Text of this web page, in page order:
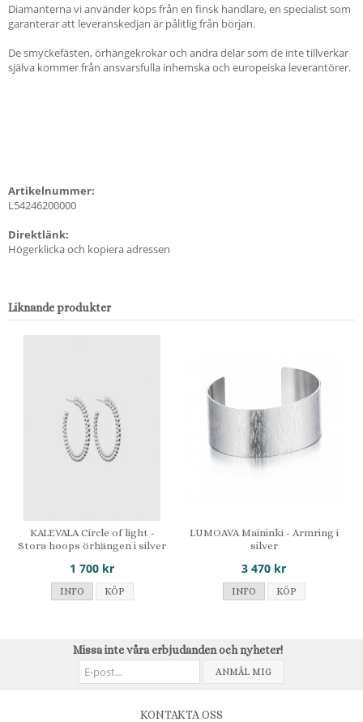
Diamanterna vi använder köps från en finsk handlare, en specialist som
garanterar att leveranskedjan är pålitlig från början.
De smyckefästen, örhängekrokar och andra delar som de inte tillverkar
själva kommer från ansvarsfulla inhemska och europeiska leverantörer.
Artikelnummer:
L54246200000
Direktlänk:
Högerklicka och kopiera adressen
Liknande produkter
KALEVALA Circle of light -
Stora hoops örhängen i silver
1 700 kr
INFO KÖP
LUMOAVA Maininki - Armring i
silver
3 470 kr
INFO KÖP
Missa inte våra erbjudanden och nyheter!
ANMÄL MIG
KONTAKTA OSS